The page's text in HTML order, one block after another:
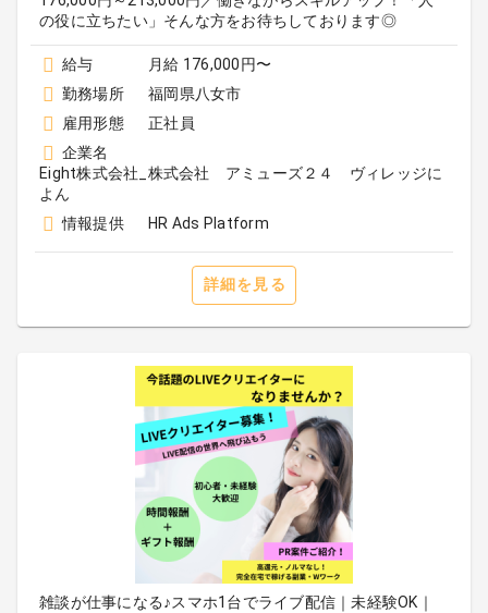
の役に立ちたい」そんな方をお待ちしております◎
給与
月給 176,000円〜
勤務場所
福岡県八女市
雇用形態
正社員
企業名
Eight株式会社_株式会社 アミューズ２４ ヴィレッジに
よん
情報提供
HR Ads Platform
詳細を見る
雑談が仕事になる♪スマホ1台でライブ配信｜未経験OK｜